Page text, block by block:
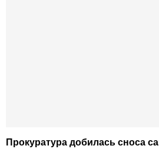
Прокуратура добилась сноса